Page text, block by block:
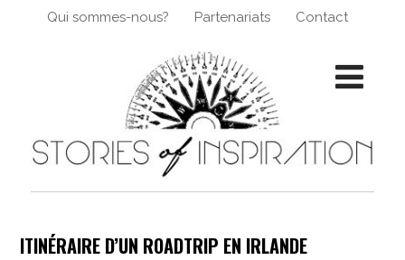
Qui sommes-nous? Partenariats Contact
ITINÉRAIRE D’UN ROADTRIP EN IRLANDE